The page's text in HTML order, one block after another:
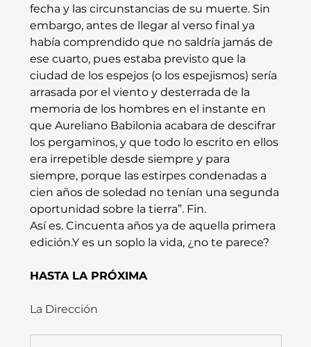
fecha y las circunstancias de su muerte. Sin
embargo, antes de llegar al verso final ya
había comprendido que no saldría jamás de
ese cuarto, pues estaba previsto que la
ciudad de los espejos (o los espejismos) sería
arrasada por el viento y desterrada de la
memoria de los hombres en el instante en
que Aureliano Babilonia acabara de descifrar
los pergaminos, y que todo lo escrito en ellos
era irrepetible desde siempre y para
siempre, porque las estirpes condenadas a
cien años de soledad no tenían una segunda
oportunidad sobre la tierra”. Fin.
Así es. Cincuenta años ya de aquella primera
edición.Y es un soplo la vida, ¿no te parece?
HASTA LA PRÓXIMA
La Dirección